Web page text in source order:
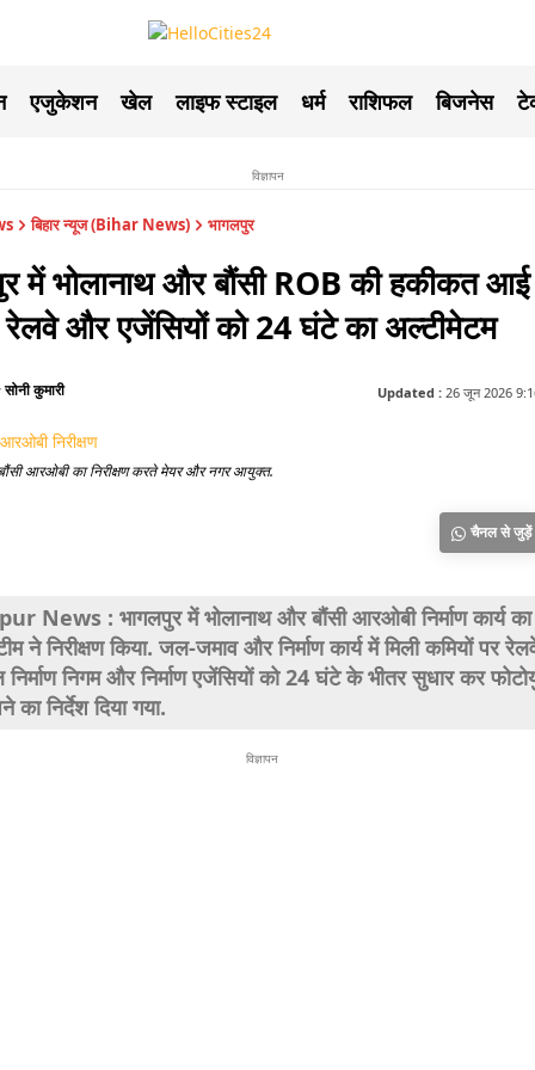
एजुकेशन खेल लाइफ स्टाइल धर्म राशिफल बिजनेस
विज्ञापन
बिहार न्यूज (Bihar News) भागलपुर
में भोलानाथ और बौंसी ROB की हकीकत आई
और एजेंसियों को 24 घंटे का अल्टीमेटम
सोनी कुमारी Updated : 26 जून 2026
आरओबी का निरीक्षण करते मेयर और नगर आयुक्त.
चैनल से जुड़ें
News : भागलपुर में भोलानाथ और बौंसी आरओबी निर्माण कार्य
ने निरीक्षण किया. जल-जमाव और निर्माण कार्य में मिली कमियों पर
निर्माण निगम और निर्माण एजेंसियों को 24 घंटे के भीतर सुधार कर
का निर्देश दिया गया.
विज्ञापन